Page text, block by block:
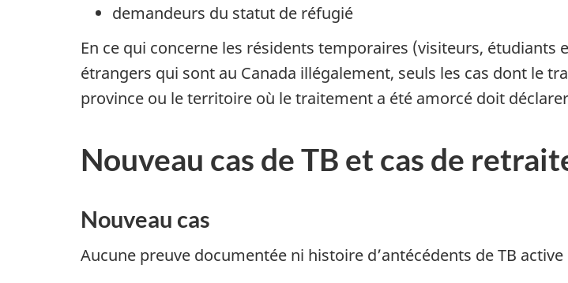
demandeurs du statut de réfugié
En ce qui concerne les résidents temporaires (visiteurs,
étrangers qui sont au Canada illégalement, seuls les cas dont le
province ou le territoire où le traitement a été amorcé doit
Nouveau cas de TB et cas de
Nouveau cas
Aucune preuve documentée ni histoire d’antécédents de TB